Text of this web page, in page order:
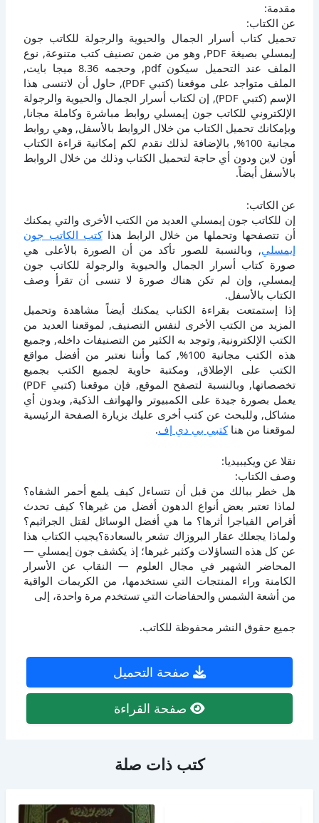
مقدمة:
عن الكتاب:
تحميل كتاب أسرار الجمال والحيوية والرجولة للكاتب جون
إيمسلي بصيغة PDF, وهو من ضمن تصنيف كتب متنوعة, نوع
الملف عند التحميل سيكون pdf, وحجمه 8.36 ميجا بايت,
الملف متواجد على موقعنا (كتبي PDF), حاول أن لاتنسى هذا
الإسم (كتبي PDF), إن لكتاب أسرار الجمال والحيوية والرجولة
الإلكتروني للكاتب جون إيمسلي روابط مباشرة وكاملة مجانا,
وبإمكانك تحميل الكتاب من خلال الروابط بالأسفل, وهي روابط
مجانية 100%, بالإضافة لذلك نقدم لكم إمكانية قراءة الكتاب
أون لاين ودون أي حاجة لتحميل الكتاب وذلك من خلال الروابط
بالأسفل أيضاً.
عن الكاتب:
إن للكاتب جون إيمسلي العديد من الكتب الأخرى والتي يمكنك
أن تتصفحها وتحملها من خلال الرابط هذاكتب الكاتب جون
إيمسلي, وبالنسبة للصور تأكد من أن الصورة بالأعلى هي
صورة كتاب أسرار الجمال والحيوية والرجولة للكاتب جون
إيمسلي, وإن لم تكن هناك صورة لا تنسى أن تقرأ وصف
الكتاب بالأسفل.
إذا إستمتعت بقراءة الكتاب يمكنك أيضاً مشاهدة وتحميل
المزيد من الكتب الأخرى لنفس التصنيف, لموقعنا العديد من
الكتب الإلكترونية, وتوجد به الكثير من التصنيفات داخله, وجميع
هذه الكتب مجانية 100%, كما وأننا نعتبر من أفضل مواقع
الكتب على الإطلاق, ومكتبة حاوية لجميع الكتب بجميع
تخصصاتها, وبالنسبة لتصفح الموقع, فإن موقعنا (كتبي PDF)
يعمل بصورة جيدة على الكمبيوتر والهواتف الذكية, وبدون أي
مشاكل, وللبحث عن كتب أخرى عليك بزيارة الصفحة الرئيسية
لموقعنا من هناكتبي بي دي إف.
نقلا عن ويكيبيديا:
وصف الكتاب:
هل خطر ببالك من قبل أن تتساءل كيف يلمع أحمر الشفاه؟
لماذا تعتبر بعض أنواع الدهون أفضل من غيرها؟ كيف تحدث
أقراص الفياجرا أثرها؟ ما هي أفضل الوسائل لقتل الجراثيم؟
ولماذا يجعلك عقار البروزاك تشعر بالسعادة؟يجيب الكتاب هذا
عن كل هذه التساؤلات وكثير غيرها؛ إذ يكشف جون إيمسلي —
المحاضر الشهير في مجال العلوم — النقاب عن الأسرار
الكامنة وراء المنتجات التي نستخدمها، من الكريمات الواقية
من أشعة الشمس والحفاضات التي تستخدم مرة واحدة، إلى
جميع حقوق النشر محفوظة للكاتب.
صفحة التحميل
صفحة القراءة
كتب ذات صلة